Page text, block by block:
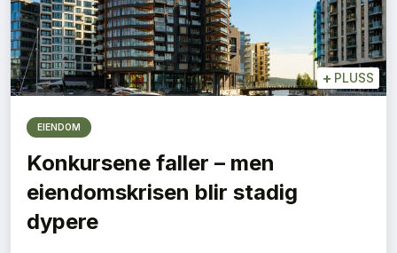
+ PLUSS
EIENDOM
Konkursene faller – men
eiendomskrisen blir stadig
dypere